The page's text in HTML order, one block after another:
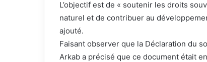
L’objectif est de « soutenir les droits
naturel et de contribuer au
ajouté.
Faisant observer que la Déclaration du
Arkab a précisé que ce document était